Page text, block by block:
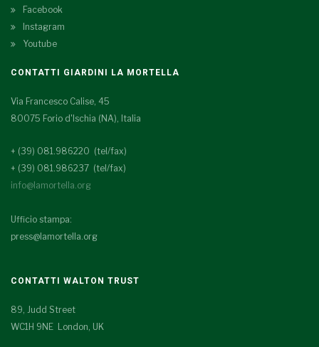
Facebook
Instagram
Youtube
CONTATTI GIARDINI LA MORTELLA
Via Francesco Calise, 45
80075 Forio d'Ischia (NA), Italia
+ (39) 081.986220 (tel/fax)
+ (39) 081.986237 (tel/fax)
info@lamortella.org
Ufficio stampa:
press@lamortella.org
CONTATTI WALTON TRUST
89, Judd Street
WC1H 9NE London, UK